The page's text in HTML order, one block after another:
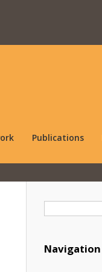
Publications
Navigation